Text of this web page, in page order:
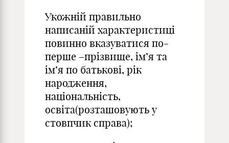
Укожній правильно
написаній характеристиці
повинно вказуватися по-
перше –прізвище, ім’я та
ім’я по батькові, рік
народження,
національність,
освіта(розташовують у
стовпчик справа);